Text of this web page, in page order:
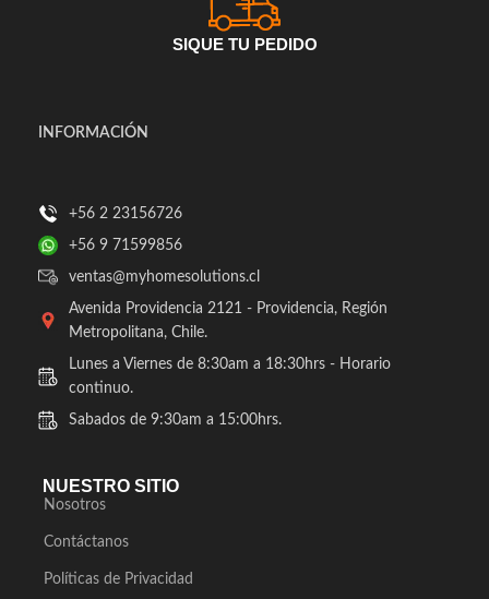
SIQUE TU PEDIDO
INFORMACIÓN
+56 2 23156726
+56 9 71599856
ventas@myhomesolutions.cl
Avenida Providencia 2121 - Providencia, Región
Metropolitana, Chile.
Lunes a Viernes de 8:30am a 18:30hrs - Horario
continuo.
Sabados de 9:30am a 15:00hrs.
NUESTRO SITIO
Nosotros
Contáctanos
Políticas de Privacidad